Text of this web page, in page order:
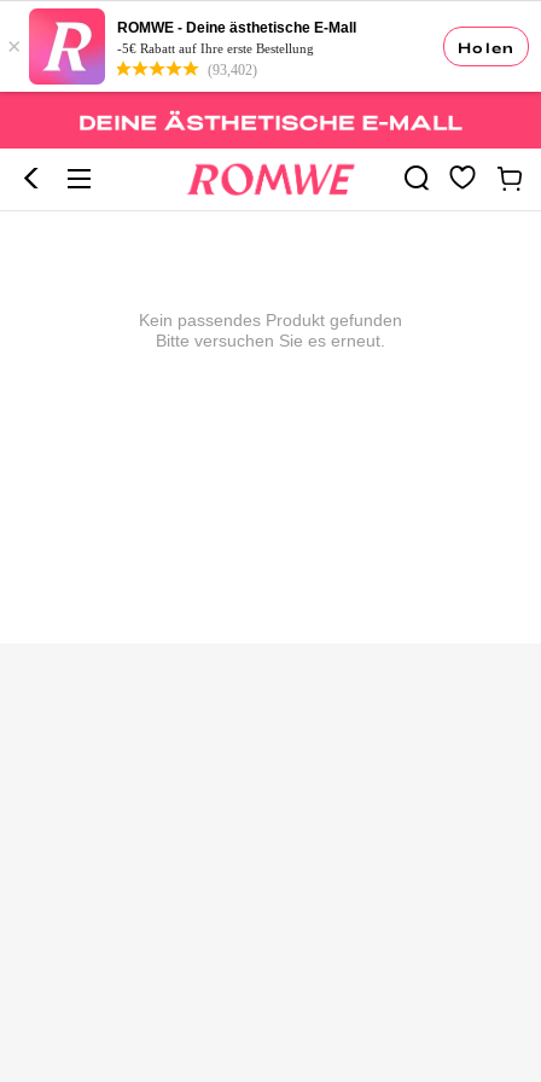
Holen
×
ROMWE - Deine ästhetische E-Mall
-5€ Rabatt auf Ihre erste Bestellung
(93,402)
Kein passendes Produkt gefunden
Bitte versuchen Sie es erneut.